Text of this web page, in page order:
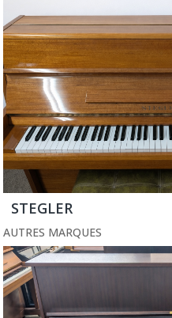
STEGLER
AUTRES MARQUES